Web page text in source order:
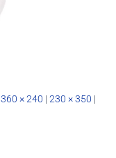
360 × 240 | 230 × 350 |